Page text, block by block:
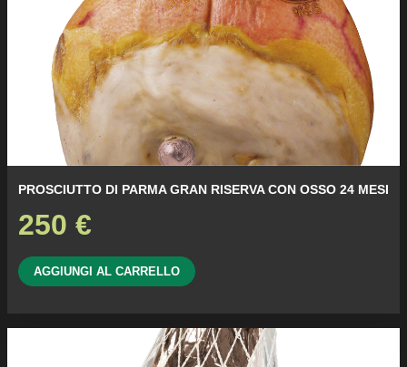
PROSCIUTTO DI PARMA GRAN RISERVA CON OSSO 24 MESI
250 €
AGGIUNGI AL CARRELLO